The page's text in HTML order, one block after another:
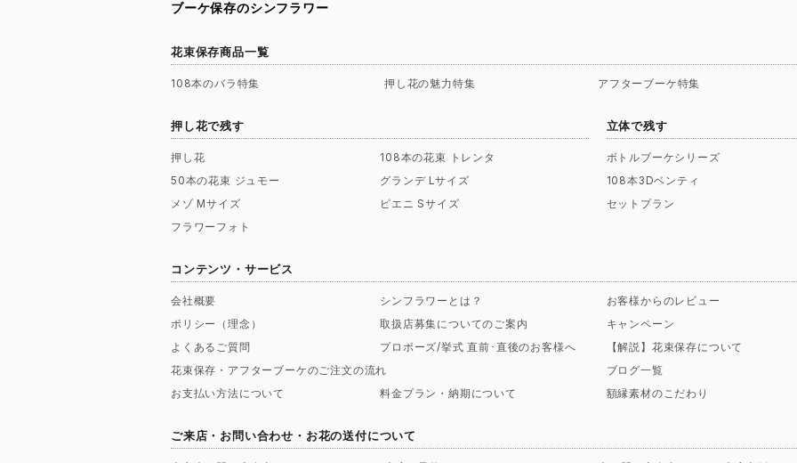
ブーケ保存のシンフラワー
花束保存商品一覧
108本のバラ特集 押し花の魅力特集 アフターブーケ特集
押し花で残す
押し花
108本の花束 トレンタ
50本の花束 ジュモー
グランデ Lサイズ
メゾ Mサイズ
ピエニ Sサイズ
フラワーフォト
立体で残す
ボトルブーケシリーズ
108本3Dベンティ
セットプラン
コンテンツ・サービス
会社概要
シンフラワーとは？
ポリシー（理念）
取扱店募集についてのご案内
よくあるご質問
プロポーズ/挙式 直前･直後のお客様へ
花束保存・アフターブーケのご注文の流れ
お支払い方法について
料金プラン・納期について
お客様からのレビュー
キャンペーン
【解説】花束保存について
ブログ一覧
額縁素材のこだわり
ご来店・お問い合わせ・お花の送付について